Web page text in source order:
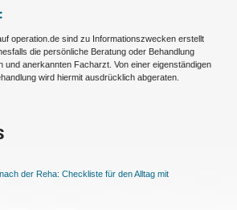
operation.de sind zu Informationszwecken erstellt
die persönliche Beratung oder Behandlung
und anerkannten Facharzt. Von einer eigenständigen
wird hiermit ausdrücklich abgeraten.
der Reha: Checkliste für den Alltag mit